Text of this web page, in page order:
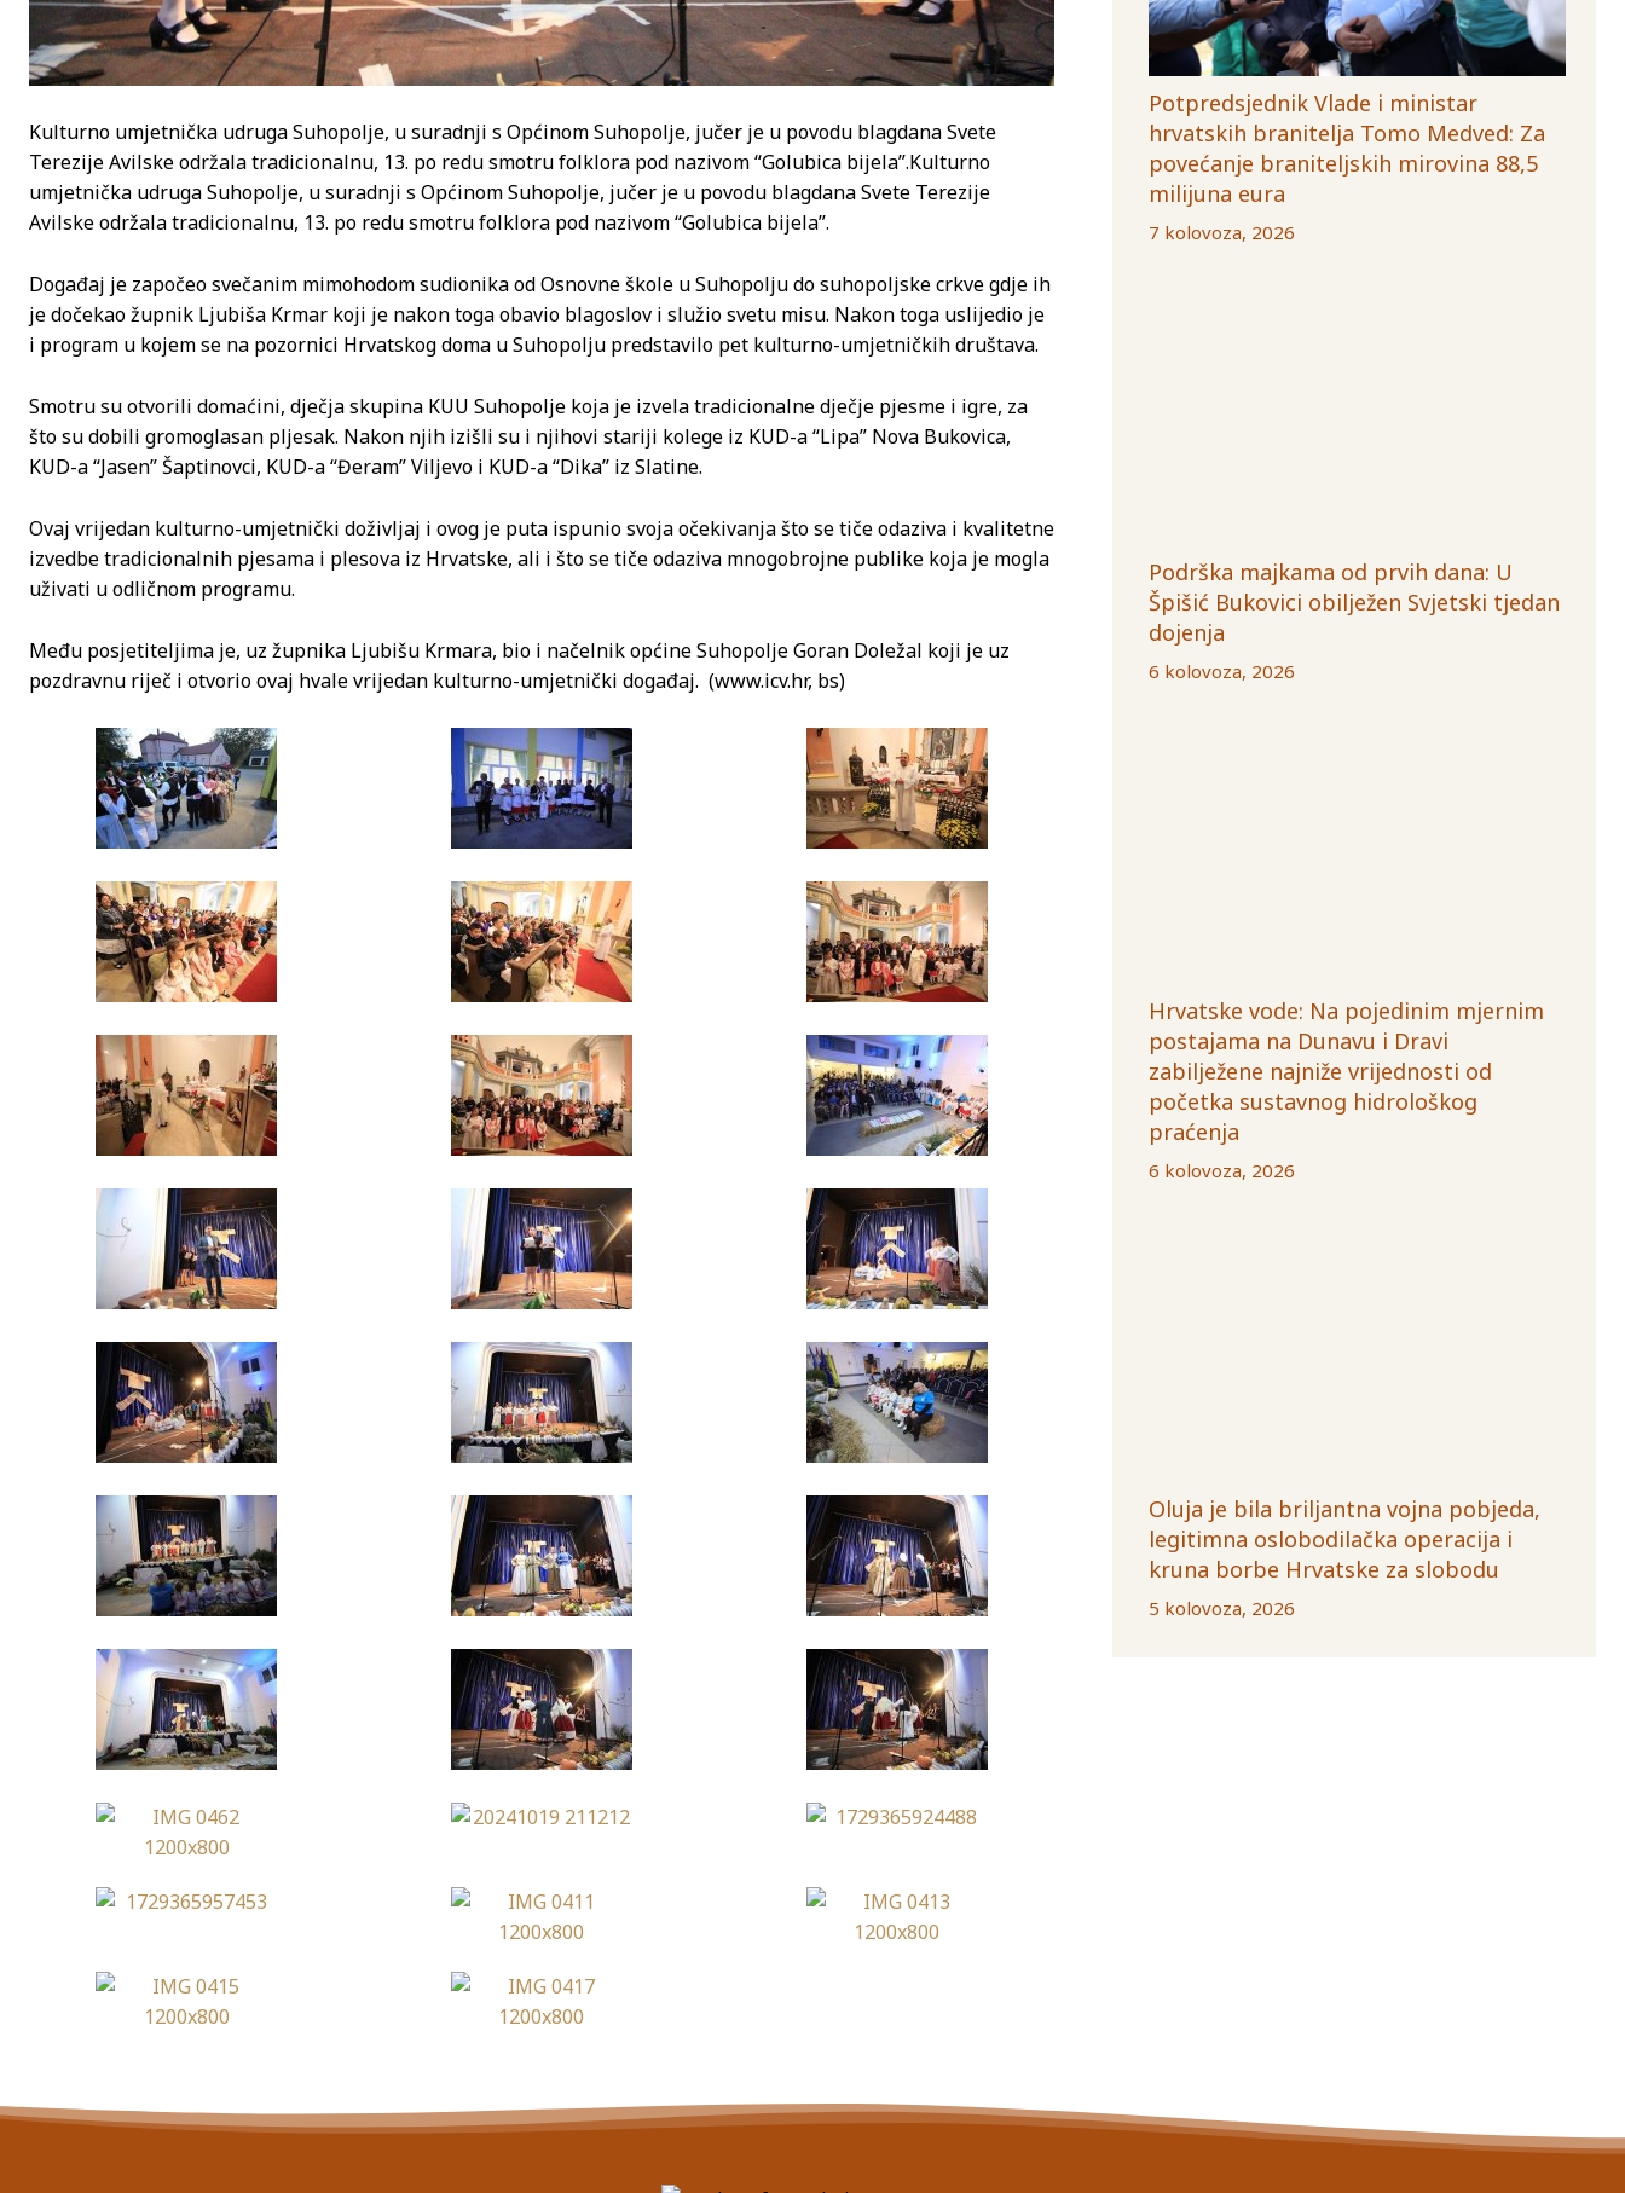
Kulturno umjetnička udruga Suhopolje, u suradnji s Općinom Suhopolje, jučer je u povodu blagdana Svete
Terezije Avilske održala tradicionalnu, 13. po redu smotru folklora pod nazivom “Golubica bijela”.Kulturno
umjetnička udruga Suhopolje, u suradnji s Općinom Suhopolje, jučer je u povodu blagdana Svete Terezije
Avilske održala tradicionalnu, 13. po redu smotru folklora pod nazivom “Golubica bijela”.
Događaj je započeo svečanim mimohodom sudionika od Osnovne škole u Suhopolju do suhopoljske crkve gdje ih
je dočekao župnik Ljubiša Krmar koji je nakon toga obavio blagoslov i služio svetu misu. Nakon toga uslijedio je
i program u kojem se na pozornici Hrvatskog doma u Suhopolju predstavilo pet kulturno-umjetničkih društava.
Smotru su otvorili domaćini, dječja skupina KUU Suhopolje koja je izvela tradicionalne dječje pjesme i igre, za
što su dobili gromoglasan pljesak. Nakon njih izišli su i njihovi stariji kolege iz KUD-a “Lipa” Nova Bukovica,
KUD-a “Jasen” Šaptinovci, KUD-a “Đeram” Viljevo i KUD-a “Dika” iz Slatine.
Ovaj vrijedan kulturno-umjetnički doživljaj i ovog je puta ispunio svoja očekivanja što se tiče odaziva i kvalitetne
izvedbe tradicionalnih pjesama i plesova iz Hrvatske, ali i što se tiče odaziva mnogobrojne publike koja je mogla
uživati u odličnom programu.
Među posjetiteljima je, uz župnika Ljubišu Krmara, bio i načelnik općine Suhopolje Goran Doležal koji je uz
pozdravnu riječ i otvorio ovaj hvale vrijedan kulturno-umjetnički događaj. (www.icv.hr, bs)
Potpredsjednik Vlade i ministar
hrvatskih branitelja Tomo Medved: Za
povećanje braniteljskih mirovina 88,5
milijuna eura
7 kolovoza, 2026
Podrška majkama od prvih dana: U
Špišić Bukovici obilježen Svjetski tjedan
dojenja
6 kolovoza, 2026
Hrvatske vode: Na pojedinim mjernim
postajama na Dunavu i Dravi
zabilježene najniže vrijednosti od
početka sustavnog hidrološkog
praćenja
6 kolovoza, 2026
Oluja je bila briljantna vojna pobjeda,
legitimna oslobodilačka operacija i
kruna borbe Hrvatske za slobodu
5 kolovoza, 2026